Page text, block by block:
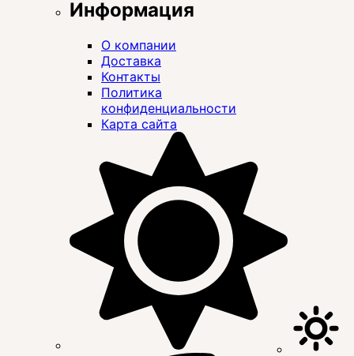
Информация
О компании
Доставка
Контакты
Политика
конфиденциальности
Карта сайта